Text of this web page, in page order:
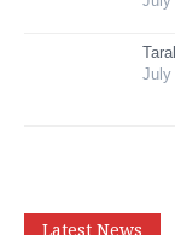
July
Latest News